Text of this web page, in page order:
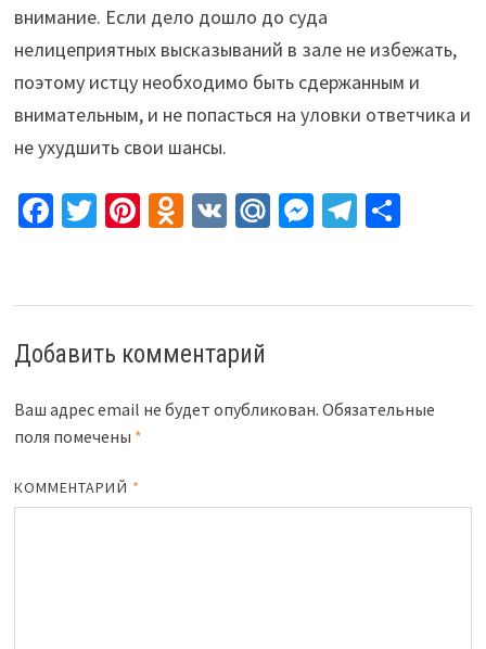
внимание. Если дело дошло до суда
нелицеприятных высказываний в зале не избежать,
поэтому истцу необходимо быть сдержанным и
внимательным, и не попасться на уловки ответчика и
не ухудшить свои шансы.
Fa
o
o
T
er
Pi
es
t
O
o
kl
sn
V M
R
M
n
Te
a
О
р
и
Добавить комментарий
Ваш адрес email не будет опубликован. Обязательные
поля помечены *
КОММЕНТАРИЙ *